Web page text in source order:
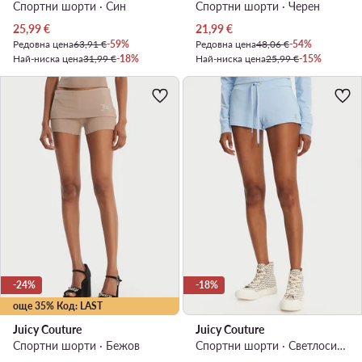
Спортни шорти · Син
Актуална цена
25,99€
Редовна цена63,91 €-59%
Най-ниска цена31,99 €-18%
Спортни шорти · Черен
Актуална цена
21,99€
Редовна цена48,06 €-54%
Най-ниска цена25,99 €-15%
още 35% Код: LAST
-24%
Juicy Couture
Спортни шорти · Бежов
-18%
Juicy Couture
Спортни шорти · Светлосиньо